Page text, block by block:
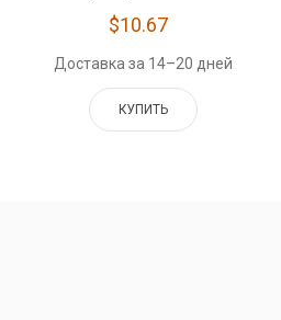
$10.67
Доставка за 14–20 дней
КУПИТЬ